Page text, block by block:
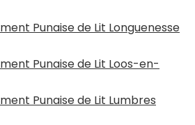
Punaise de Lit Longuenesse
Punaise de Lit Loos-en-
Punaise de Lit Lumbres